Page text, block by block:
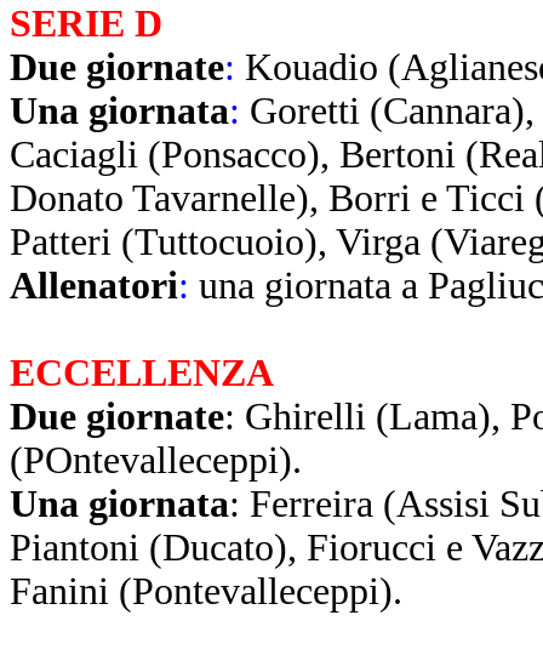
SERIE D
Due giornate: Kouadio
Una giornata: Goretti
Caciagli (Ponsacco), Bertoni
Donato Tavarnelle), Borri e
Patteri (Tuttocuoio), Virga
Allenatori: una giornata a
ECCELLENZA
Due giornate: Ghirelli (Lama),
(POntevalleceppi).
Una giornata: Ferreira (Assisi
Piantoni (Ducato), Fiorucci e
Fanini (Pontevalleceppi).